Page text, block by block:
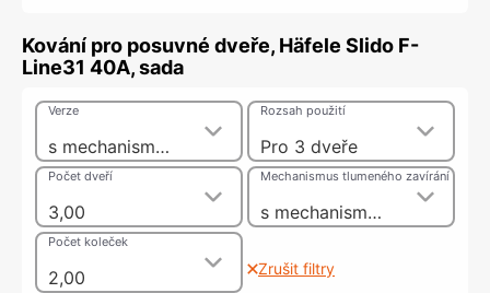
Kování pro posuvné dveře, Häfele Slido F-
Line31 40A, sada
s mechanismem tlumeného dotahu na jedné straně, 40 kg
Verze
Pro 3 dveře
Rozsah použití
3,00
Počet dveří
s mechanismem tlumeného dotahu na jedné straně
Mechanismus tlumeného zavírání
2,00
Počet koleček
Zrušit filtry